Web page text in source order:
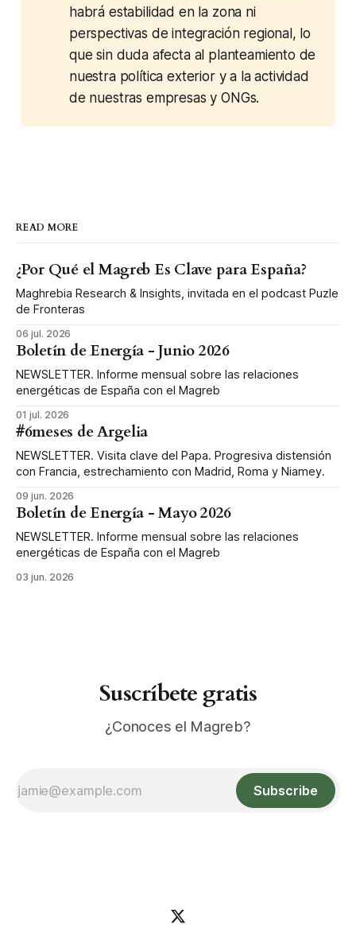
habrá estabilidad en la zona ni
perspectivas de integración regional, lo
que sin duda afecta al planteamiento de
nuestra política exterior y a la actividad
de nuestras empresas y ONGs.
READ MORE
¿Por Qué el Magreb Es Clave para España?
Maghrebia Research & Insights, invitada en el podcast Puzle
de Fronteras
06 jul. 2026
Boletín de Energía - Junio 2026
NEWSLETTER. Informe mensual sobre las relaciones
energéticas de España con el Magreb
01 jul. 2026
#6meses de Argelia
NEWSLETTER. Visita clave del Papa. Progresiva distensión
con Francia, estrechamiento con Madrid, Roma y Niamey.
09 jun. 2026
Boletín de Energía - Mayo 2026
NEWSLETTER. Informe mensual sobre las relaciones
energéticas de España con el Magreb
03 jun. 2026
Suscríbete gratis
¿Conoces el Magreb?
Subscribe